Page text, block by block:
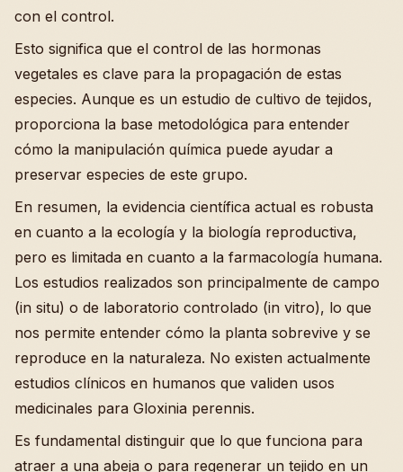
con el control.
Esto significa que el control de las hormonas
vegetales es clave para la propagación de estas
especies. Aunque es un estudio de cultivo de tejidos,
proporciona la base metodológica para entender
cómo la manipulación química puede ayudar a
preservar especies de este grupo.
En resumen, la evidencia científica actual es robusta
en cuanto a la ecología y la biología reproductiva,
pero es limitada en cuanto a la farmacología humana.
Los estudios realizados son principalmente de campo
(in situ) o de laboratorio controlado (in vitro), lo que
nos permite entender cómo la planta sobrevive y se
reproduce en la naturaleza. No existen actualmente
estudios clínicos en humanos que validen usos
medicinales para Gloxinia perennis.
Es fundamental distinguir que lo que funciona para
atraer a una abeja o para regenerar un tejido en un